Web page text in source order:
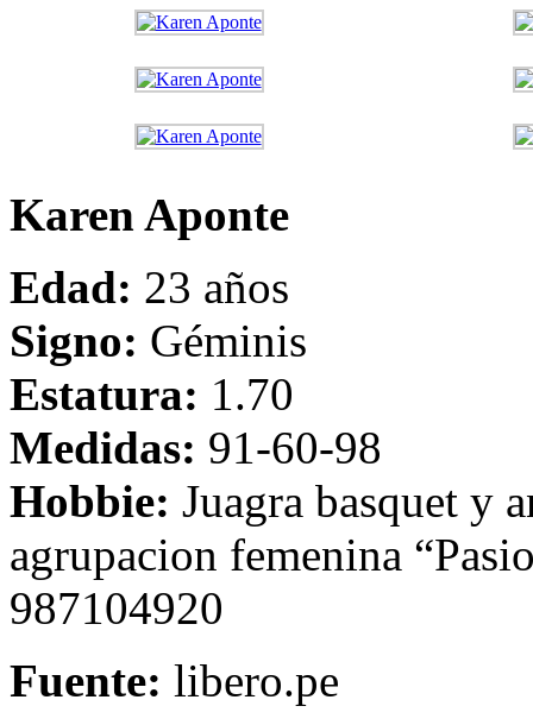
Karen Aponte
Edad: 23 años
Signo: Géminis
Estatura: 1.70
Medidas: 91-60-98
Hobbie: Juagra basquet y
agrupacion femenina
987104920
Fuente: libero.pe